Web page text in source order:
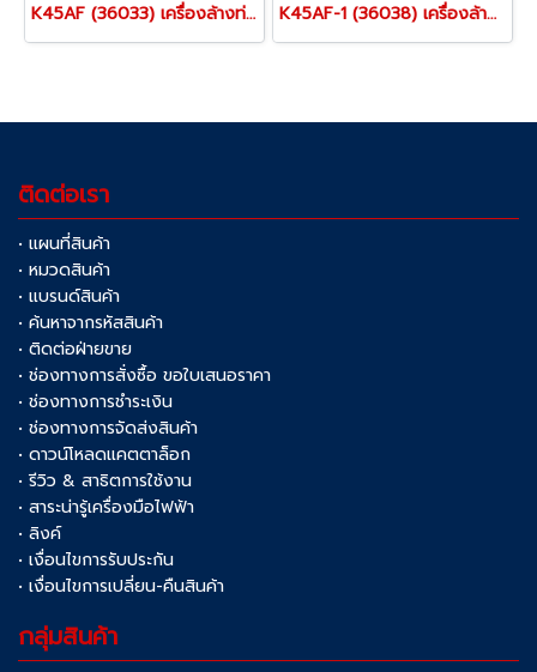
K45AF (36033) เครื่องล้างท่อไฟฟ้า 3/4”-2.1/2” นิ้ว (19-64 มม.) พร้อมสายเคเบิล C-1IC และหัวหางหมู 5/16” ยาว 25 ฟุต AUTOFEED ริดยิท “RIDGID” USA. K45AF-1 (36038) เครื่องล้างท่อไฟฟ้า 3/4”-2.1/2” นิ้ว (19-64 มม.) พร้อมสายเคเบิ้ล C-1IC + หัวหางหมู 5/16” ยาว 25 ฟุต + กล่องเครื่องมือ AUTOFEED ริดยิท “RIDGID” USA.
ติดต่อเรา
• แผนที่สินค้า
• หมวดสินค้า
• แบรนด์สินค้า
• ค้นหาจากรหัสสินค้า
• ติดต่อฝ่ายขาย
• ช่องทางการสั่งซื้อ ขอใบเสนอราคา
• ช่องทางการชำระเงิน
• ช่องทางการจัดส่งสินค้า
• ดาวน์โหลดแคตตาล็อก
• รีวิว & สาธิตการใช้งาน
• สาระน่ารู้เครื่องมือไฟฟ้า
• ลิงค์
• เงื่อนไขการรับประกัน
• เงื่อนไขการเปลี่ยน-คืนสินค้า
กลุ่มสินค้า